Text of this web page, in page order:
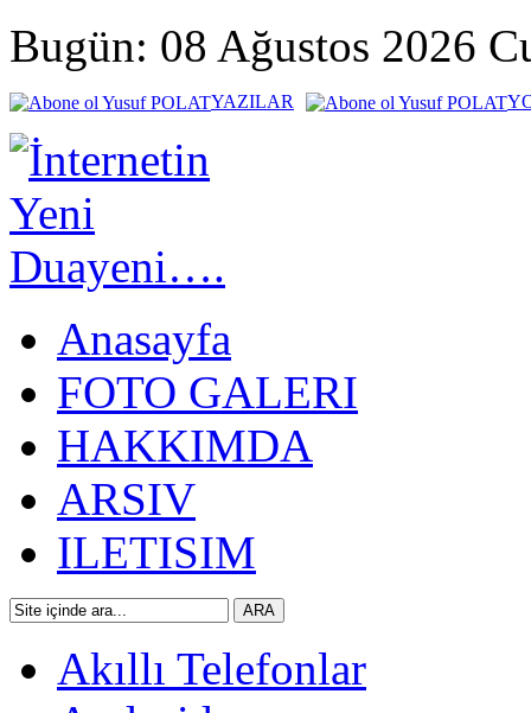
Bugün: 08 Ağustos 2026
YAZILAR
Anasayfa
FOTO GALERI
HAKKIMDA
ARSIV
ILETISIM
Akıllı Telefonlar